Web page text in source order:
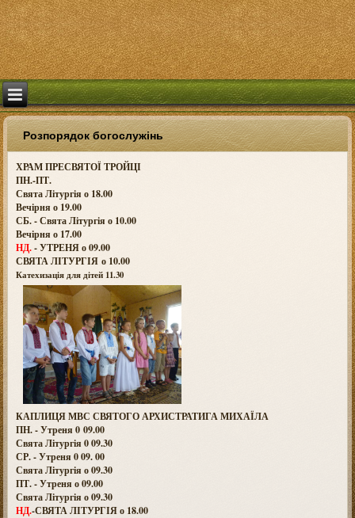
Розпорядок богослужінь
ХРАМ ПРЕСВЯТОЇ ТРОЙЦІ
ПН.-ПТ.
Свята Літургія о 18.00
Вечірня о 19.00
СБ. - Свята Літургія о 10.00
Вечірня о 17.00
НД.- УТРЕНЯ о 09.00
СВЯТА ЛІТУРГІЯ о 10.00
Катехизація для дітей 11.30
КАПЛИЦЯ МВС СВЯТОГО АРХИСТРАТИГА МИХАЇЛА
ПН. - Утреня 0 09.00
Свята Літургія 0 09.30
СР. - Утреня 0 09. 00
Свята Літургія о 09.30
ПТ. - Утреня о 09.00
Свята Літургія о 09.30
НД.-СВЯТА ЛІТУРГІЯ о 18.00